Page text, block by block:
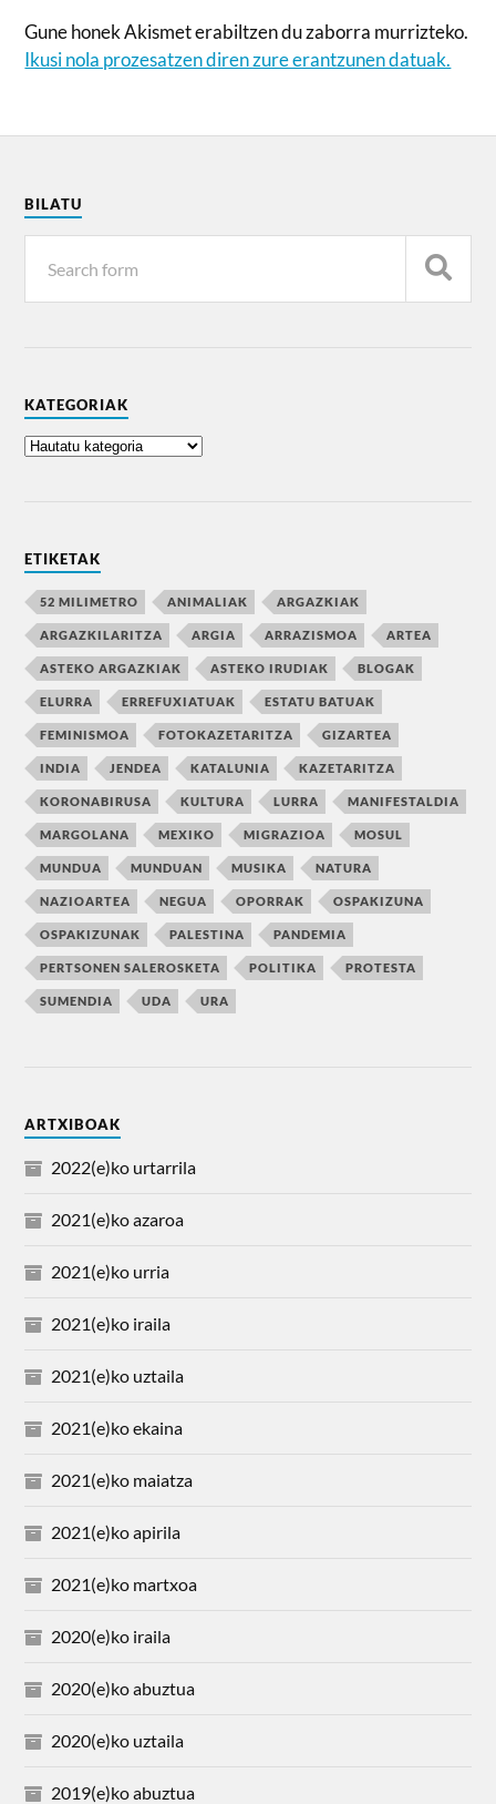
Gune honek Akismet erabiltzen du zaborra murrizteko.
Ikusi nola prozesatzen diren zure erantzunen datuak.
BILATU
KATEGORIAK
ETIKETAK
52 MILIMETRO ANIMALIAK ARGAZKIAK
ARGAZKILARITZA ARGIA ARRAZISMOA ARTEA
ASTEKO ARGAZKIAK ASTEKO IRUDIAK BLOGAK
ELURRA ERREFUXIATUAK ESTATU BATUAK
FEMINISMOA FOTOKAZETARITZA GIZARTEA
INDIA JENDEA KATALUNIA KAZETARITZA
KORONABIRUSA KULTURA LURRA MANIFESTALDIA
MARGOLANA MEXIKO MIGRAZIOA MOSUL
MUNDUA MUNDUAN MUSIKA NATURA
NAZIOARTEA NEGUA OPORRAK OSPAKIZUNA
OSPAKIZUNAK PALESTINA PANDEMIA
PERTSONEN SALEROSKETA POLITIKA PROTESTA
SUMENDIA UDA URA
ARTXIBOAK
2022(e)ko urtarrila
2021(e)ko azaroa
2021(e)ko urria
2021(e)ko iraila
2021(e)ko uztaila
2021(e)ko ekaina
2021(e)ko maiatza
2021(e)ko apirila
2021(e)ko martxoa
2020(e)ko iraila
2020(e)ko abuztua
2020(e)ko uztaila
2019(e)ko abuztua